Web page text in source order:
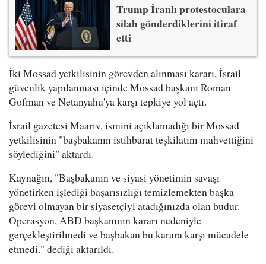
Trump İranlı protestoculara
silah gönderdiklerini itiraf
etti
İki Mossad yetkilisinin görevden alınması kararı, İsrail
güvenlik yapılanması içinde Mossad başkanı Roman
Gofman ve Netanyahu'ya karşı tepkiye yol açtı.
İsrail gazetesi Maariv, ismini açıklamadığı bir Mossad
yetkilisinin "başbakanın istihbarat teşkilatını mahvettiğini
söylediğini" aktardı.
Kaynağın, "Başbakanın ve siyasi yönetimin savaşı
yönetirken işlediği başarısızlığı temizlemekten başka
görevi olmayan bir siyasetçiyi atadığınızda olan budur.
Operasyon, ABD başkanının kararı nedeniyle
gerçekleştirilmedi ve başbakan bu karara karşı mücadele
etmedi." dediği aktarıldı.